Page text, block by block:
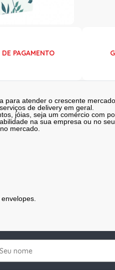
PAGAMENTO
para atender o crescente
de delivery em geral.
jóias, seja um comércio com
na sua empresa ou no seu
mercado.